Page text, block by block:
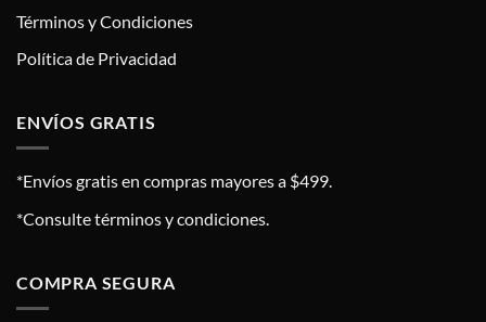
Términos y Condiciones
Política de Privacidad
ENVÍOS GRATIS
*Envíos gratis en compras mayores a $499.
*Consulte términos y condiciones.
COMPRA SEGURA